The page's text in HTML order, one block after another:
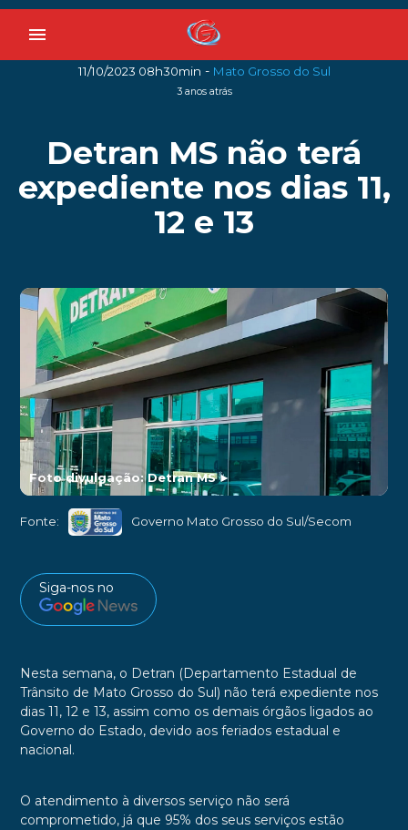
menu
11/10/2023 08h30min - Mato Grosso do Sul
3 anos atrás
Detran MS não terá
expediente nos dias 11,
12 e 13
Foto divulgação: Detran MS►
Fonte: Governo Mato Grosso do Sul/Secom
Siga-nos no
Nesta semana, o Detran (Departamento Estadual de
Trânsito de Mato Grosso do Sul) não terá expediente nos
dias 11, 12 e 13, assim como os demais órgãos ligados ao
Governo do Estado, devido aos feriados estadual e
nacional.
O atendimento à diversos serviço não será
comprometido, já que 95% dos seus serviços estão